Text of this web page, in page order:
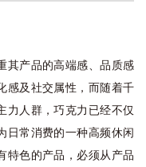
其产品的高端感、品质感
感及社交属性，而随着千
力人群，巧克力已经不仅
日常消费的一种高频休闲
特色的产品，必须从产品